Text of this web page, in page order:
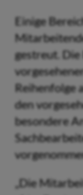
Einige
gestreut. Die
Reihenfolge
den
besondere
„Die